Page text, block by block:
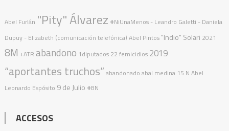
Abel Furlán "Pity" Álvarez #NiUnaMenos - Leandro Galetti - Daniela
Dupuy - Elizabeth (comunicación telefónica) Abel Pintos "Indio" Solari 2021
8M +ATR abandono 1diputados 22 femicidios 2019
“aportantes truchos” abandonado abal medina 15 N Abel
Leonardo Espósito 9 de Julio #8N
ACCESOS